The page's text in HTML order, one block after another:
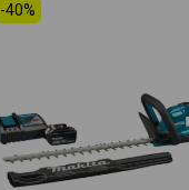
-40%